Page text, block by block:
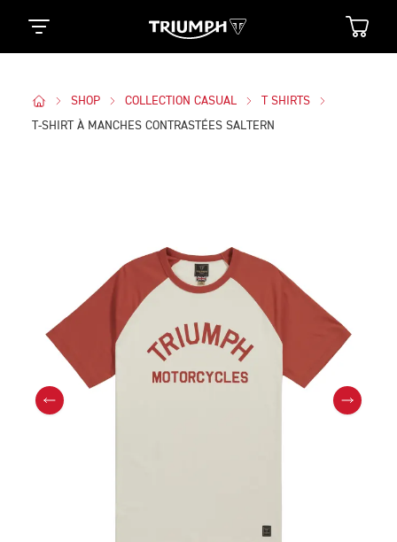
SHOP COLLECTION CASUAL
T SHIRTS
T-SHIRT À MANCHES CONTRASTÉES SALTERN